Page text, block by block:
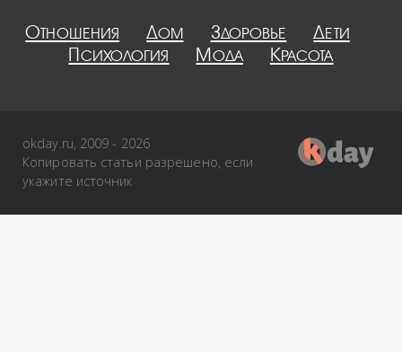
Отношения Дом Здоровье
Дети
Психология
Мода Красота
okday.ru, 2009 - 2026
Копировать статьи разрешено, если
укажите источник